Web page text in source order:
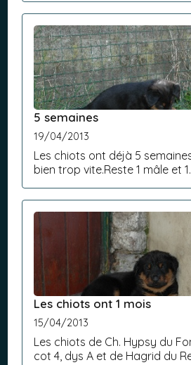
dans leur patounes.Ils se
petite voisine. Il re...
5 semaines
19/04/2013
Les chiots ont déjà 5
bien trop vite.Reste 1 mâle et 1
Les chiots ont 1 mois
15/04/2013
Les chiots de Ch. Hypsy du
cot 4, dys A et de Hagrid du